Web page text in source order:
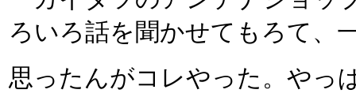
ろいろ話を聞かせてもろて、
思ったんがコレやった。やっ